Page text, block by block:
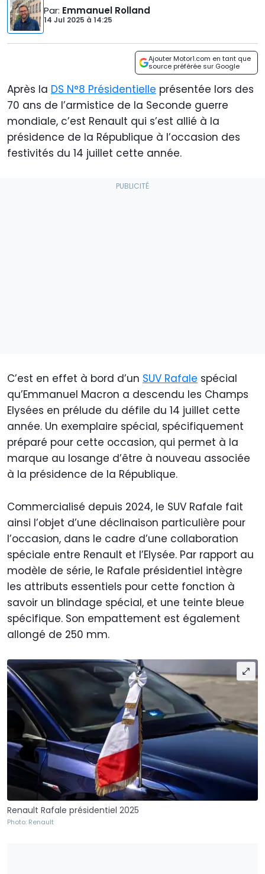
Par: Emmanuel Rolland
14 Jul 2025 à 14:25
Ajouter Motor1.com en tant que
source préférée sur Google
Après la DS N°8 Présidentielle présentée lors des
70 ans de l’armistice de la Seconde guerre
mondiale, c’est Renault qui s’est allié à la
présidence de la République à l’occasion des
festivités du 14 juillet cette année.
C’est en effet à bord d’un SUV Rafale spécial
qu’Emmanuel Macron a descendu les Champs
Elysées en prélude du défile du 14 juillet cette
année. Un exemplaire spécial, spécifiquement
préparé pour cette occasion, qui permet à la
marque au losange d’être à nouveau associée
à la présidence de la République.
Commercialisé depuis 2024, le SUV Rafale fait
ainsi l’objet d’une déclinaison particulière pour
l’occasion, dans le cadre d’une collaboration
spéciale entre Renault et l’Elysée. Par rapport au
modèle de série, le Rafale présidentiel intègre
les attributs essentiels pour cette fonction à
savoir un blindage spécial, et une teinte bleue
spécifique. Son empattement est également
allongé de 250 mm.
Renault Rafale présidentiel 2025
Photo: Renault